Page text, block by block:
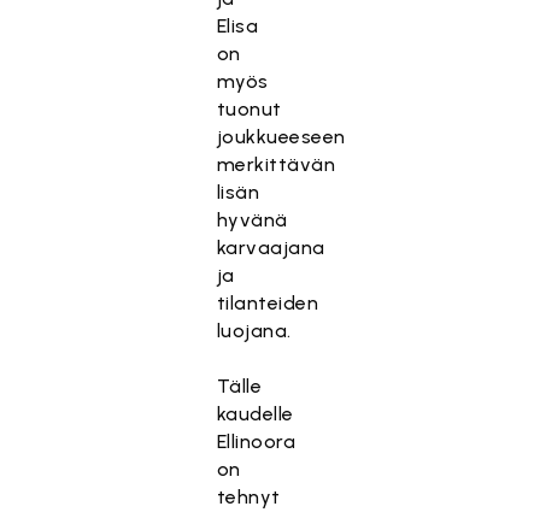
Elisa
on
myös
tuonut
joukkueeseen
merkittävän
lisän
hyvänä
karvaajana
ja
tilanteiden
luojana.
Tälle
kaudelle
Ellinoora
on
tehnyt